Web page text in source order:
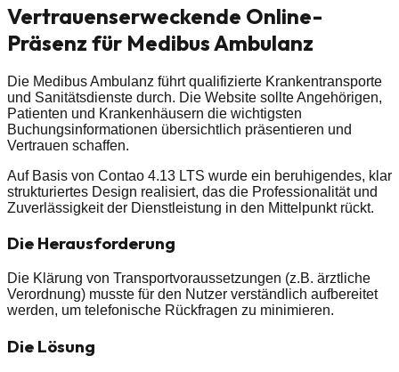
Vertrauenserweckende Online-
Präsenz für Medibus Ambulanz
Die Medibus Ambulanz führt qualifizierte Krankentransporte
und Sanitätsdienste durch. Die Website sollte Angehörigen,
Patienten und Krankenhäusern die wichtigsten
Buchungsinformationen übersichtlich präsentieren und
Vertrauen schaffen.
Auf Basis von Contao 4.13 LTS wurde ein beruhigendes, klar
strukturiertes Design realisiert, das die Professionalität und
Zuverlässigkeit der Dienstleistung in den Mittelpunkt rückt.
Die Herausforderung
Die Klärung von Transportvoraussetzungen (z.B. ärztliche
Verordnung) musste für den Nutzer verständlich aufbereitet
werden, um telefonische Rückfragen zu minimieren.
Die Lösung